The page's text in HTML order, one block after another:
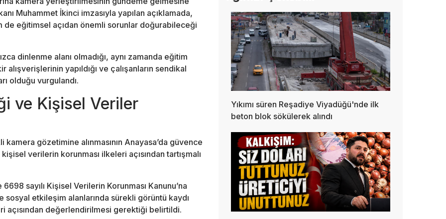
Muhammet İkinci imzasıyla yapılan açıklamada,
de eğitimsel açıdan önemli sorunlar doğurabileceği
dinlenme alanı olmadığı, aynı zamanda eğitim
yapıldığı ve çalışanların sendikal
olduğu vurgulandı.
ve Kişisel Veriler
gözetimine alınmasının Anayasa’da güvence
verilerin korunması ilkeleri açısından tartışmalı
sayılı Kişisel Verilerin Korunması Kanunu’na
etkileşim alanlarında sürekli görüntü kaydı
açısından değerlendirilmesi gerektiği belirtildi.
Yıkımı süren Reşadiye Viyadüğü'nde ilk
beton blok sökülerek alındı